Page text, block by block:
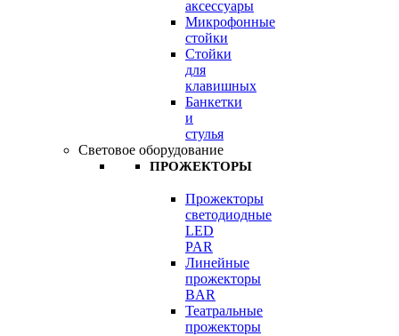
аксессуары
Микрофонные
стойки
Стойки
для
клавишных
Банкетки
и
стулья
Световое оборудование
ПРОЖЕКТОРЫ
Прожекторы
светодиодные
LED
PAR
Линейные
прожекторы
BAR
Театральные
прожекторы